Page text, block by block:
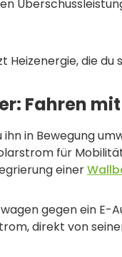
Heizenergie, die
Fahren
in Bewegung
für
einer
gegen ein
direkt von